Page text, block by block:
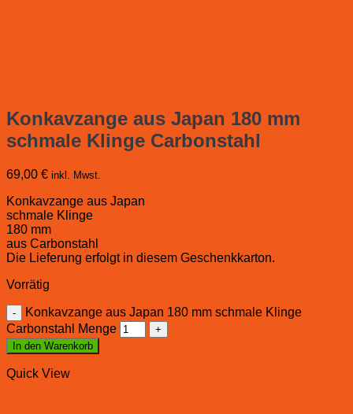
Konkavzange aus Japan 180 mm
schmale Klinge Carbonstahl
69,00 € inkl. Mwst.
Konkavzange aus Japan
schmale Klinge
180 mm
aus Carbonstahl
Die Lieferung erfolgt in diesem Geschenkkarton.
Vorrätig
Konkavzange aus Japan 180 mm schmale Klinge
Carbonstahl Menge
In den Warenkorb
Quick View